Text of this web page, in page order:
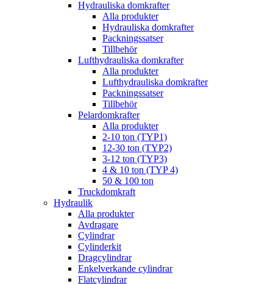
Hydrauliska domkrafter
Alla produkter
Hydrauliska domkrafter
Packningssatser
Tillbehör
Lufthydrauliska domkrafter
Alla produkter
Lufthydrauliska domkrafter
Packningssatser
Tillbehör
Pelardomkrafter
Alla produkter
2-10 ton (TYP1)
12-30 ton (TYP2)
3-12 ton (TYP3)
4 & 10 ton (TYP 4)
50 & 100 ton
Truckdomkraft
Hydraulik
Alla produkter
Avdragare
Cylindrar
Cylinderkit
Dragcylindrar
Enkelverkande cylindrar
Flatcylindrar